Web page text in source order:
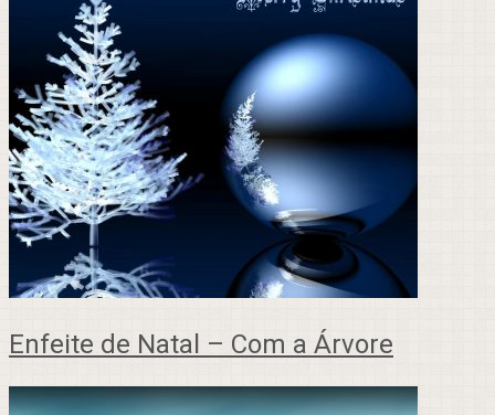
Enfeite de Natal – Com a Árvore